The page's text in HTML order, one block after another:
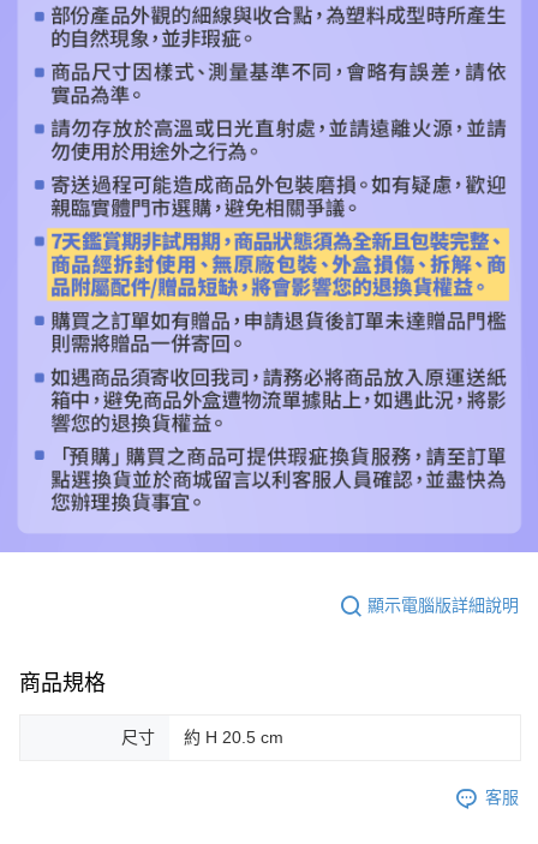
顯示電腦版詳細說明
商品規格
尺寸 約 H 20.5 cm
客服